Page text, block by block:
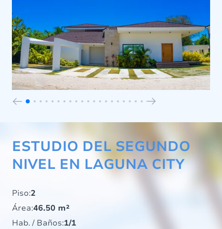
ESTUDIO DEL SEGUNDO
NIVEL EN LAGUNA CITY
Piso:2
Área:46.50 m²
Hab. / Baños:1/1